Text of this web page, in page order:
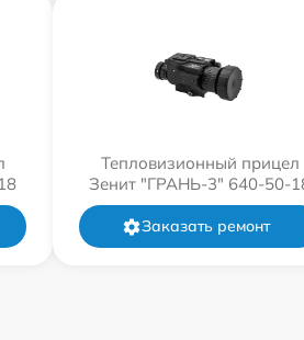
Тепловизионный прицел
Зенит "ГРАНЬ-3" 640-50-
Заказать ремонт